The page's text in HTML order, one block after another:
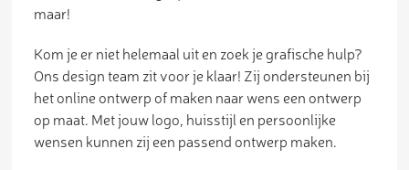
maar!
Kom je er niet helemaal uit en zoek je grafische hulp?
Ons design team zit voor je klaar! Zij ondersteunen bij
het online ontwerp of maken naar wens een ontwerp
op maat. Met jouw logo, huisstijl en persoonlijke
wensen kunnen zij een passend ontwerp maken.